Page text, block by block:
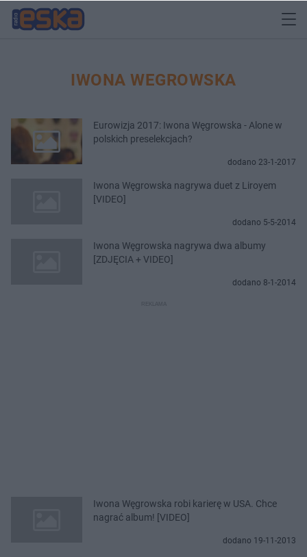
IWONA WEGROWSKA
Eurowizja 2017: Iwona Węgrowska - Alone w
polskich preselekcjach?
dodano 23-1-2017
Iwona Węgrowska nagrywa duet z Liroyem
[VIDEO]
dodano 5-5-2014
Iwona Węgrowska nagrywa dwa albumy
[ZDJĘCIA + VIDEO]
dodano 8-1-2014
Iwona Węgrowska robi karierę w USA. Chce
nagrać album! [VIDEO]
dodano 19-11-2013